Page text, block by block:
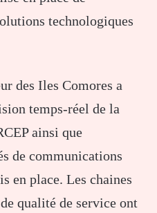
technologiques
des Iles Comores a
temps-réel de la
ainsi que
de communications
en place. Les chaines
qualité de service ont